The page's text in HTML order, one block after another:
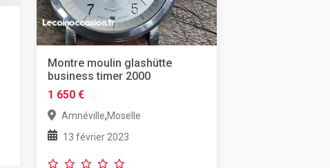
Montre moulin glashütte
business timer 2000
1 650 €
Amnéville,Moselle
13 février 2023